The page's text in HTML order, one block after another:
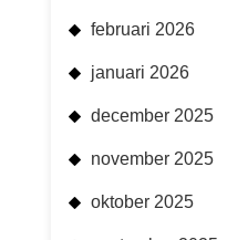
februari 2026
januari 2026
december 2025
november 2025
oktober 2025